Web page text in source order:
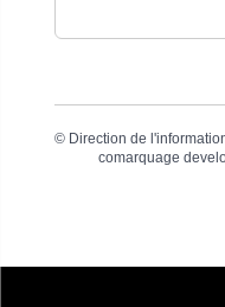
© Direction de
comarquage